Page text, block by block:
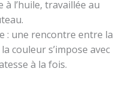
l’huile, travaillée au
: une rencontre entre la
couleur s’impose avec
à la fois.